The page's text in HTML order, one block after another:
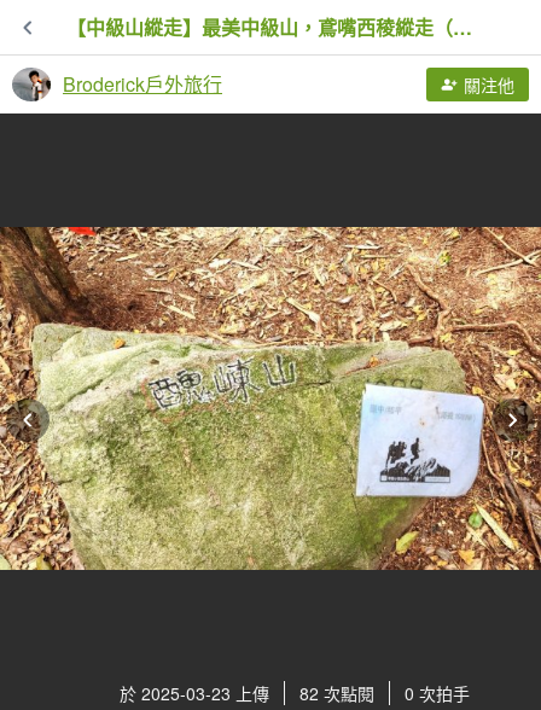
【中級山縱走】最美中級山，鳶嘴西稜縱走（鳶嘴山，醜崠山，長壽山）
Broderick戶外旅行 關注他
於 2025-03-23 上傳 82 次點閱 0 次拍手